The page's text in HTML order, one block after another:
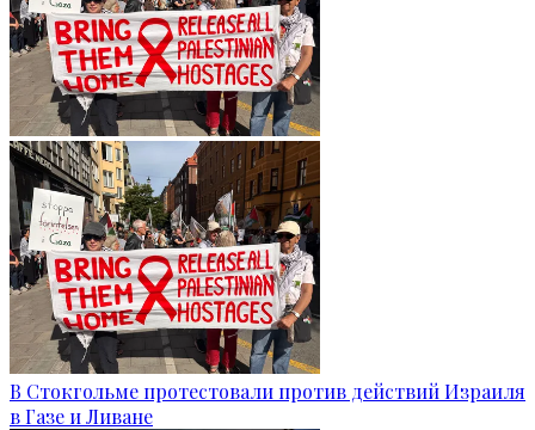
В Стокгольме протестовали против действий Израиля
в Газе и Ливане